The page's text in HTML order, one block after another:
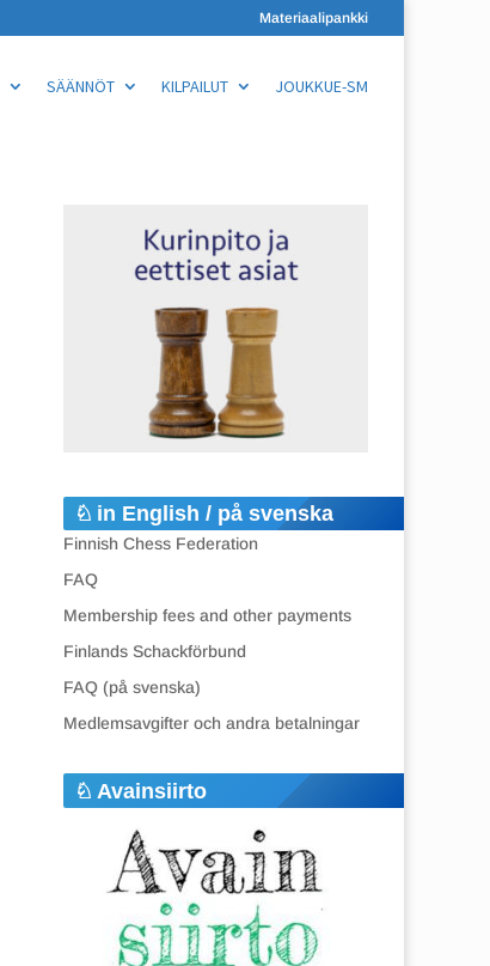
Materiaalipankki
SÄÄNNÖT KILPAILUT JOUKKUE-SM
in English / på svenska
Finnish Chess Federation
FAQ
Membership fees and other payments
Finlands Schackförbund
FAQ (på svenska)
Medlemsavgifter och andra betalningar
Avainsiirto